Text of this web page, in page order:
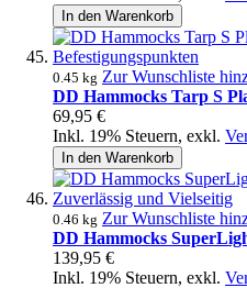
In den Warenkorb
0.45 kg Zur Wunschliste
DD Hammocks Tarp S
69,95 €
Inkl. 19% Steuern, exkl.
In den Warenkorb
0.46 kg Zur Wunschliste
DD Hammocks
139,95 €
Inkl. 19% Steuern, exkl.